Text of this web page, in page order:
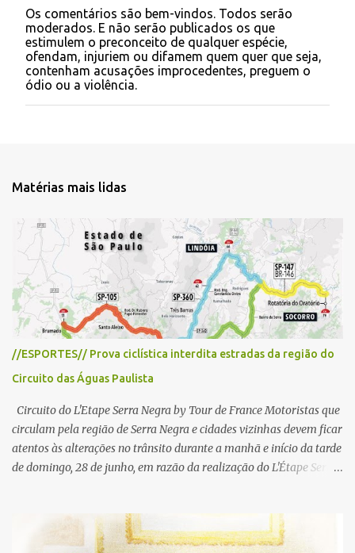
P
o
s
t
a
r
u
n
i
o
Os comentários são bem-vindos. Todos serão
moderados. E não serão publicados os que
estimulem o preconceito de qualquer espécie,
ofendam, injuriem ou difamem quem quer que seja,
contenham acusações improcedentes, preguem o
ódio ou a violência.
Matérias mais lidas
//ESPORTES// Prova ciclística interdita estradas da região do
Circuito das Águas Paulista
Circuito do L'Etape Serra Negra by Tour de France Motoristas que
circulam pela região de Serra Negra e cidades vizinhas devem ficar
atentos às alterações no trânsito durante a manhã e início da tarde
de domingo, 28 de junho, em razão da realização do L'Étape Serra
reunirá atletas de diferentes regiões do país e terá percursos
passando pelos municípios de Serra Negra, Amparo, Monte Alegre